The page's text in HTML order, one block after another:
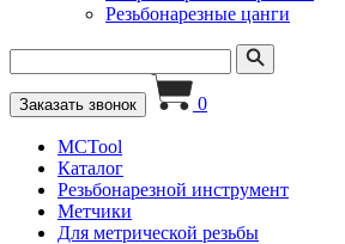
Резьбонарезные цанги
Заказать звонок 0
MCTool
Каталог
Резьбонарезной инструмент
Метчики
Для метрической резьбы